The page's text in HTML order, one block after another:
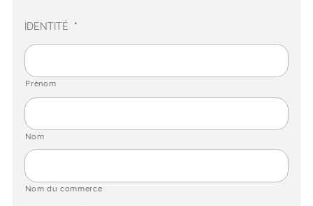
IDENTITÉ *
Prénom
Nom
Nom du commerce